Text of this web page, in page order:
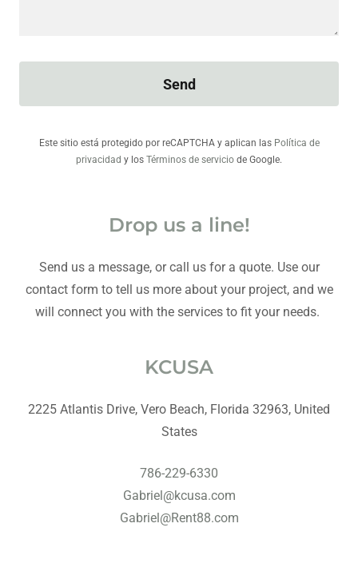
Send
Este sitio está protegido por reCAPTCHA y aplican las Política de
privacidad y los Términos de servicio de Google.
Drop us a line!
Send us a message, or call us for a quote. Use our
contact form to tell us more about your project, and we
will connect you with the services to fit your needs.
KCUSA
2225 Atlantis Drive, Vero Beach, Florida 32963, United
States
786-229-6330
Gabriel@kcusa.com
Gabriel@Rent88.com